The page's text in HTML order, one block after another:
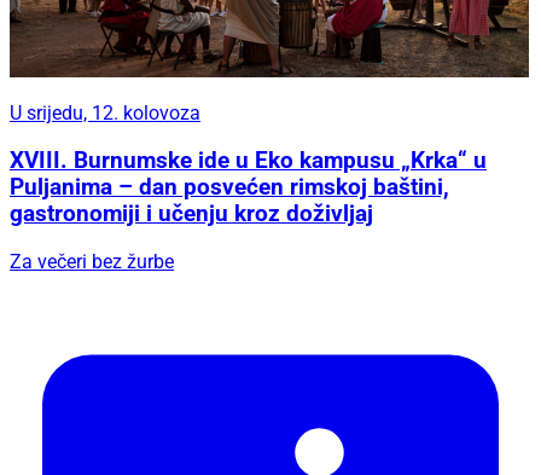
U srijedu, 12. kolovoza
XVIII. Burnumske ide u Eko kampusu „Krka“ u
Puljanima – dan posvećen rimskoj baštini,
gastronomiji i učenju kroz doživljaj
Za večeri bez žurbe